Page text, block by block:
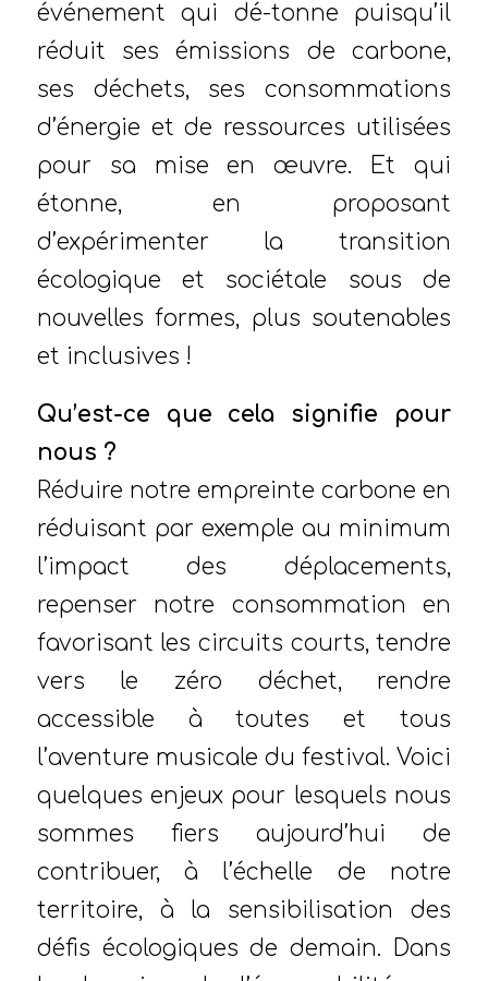
événement qui dé-tonne puisqu’il
réduit ses émissions de carbone,
ses déchets, ses consommations
d’énergie et de ressources utilisées
pour sa mise en œuvre. Et qui
étonne, en proposant
d’expérimenter la transition
écologique et sociétale sous de
nouvelles formes, plus soutenables
et inclusives !
Qu’est-ce que cela signifie pour
nous ?
Réduire notre empreinte carbone en
réduisant par exemple au minimum
l’impact des déplacements,
repenser notre consommation en
favorisant les circuits courts, tendre
vers le zéro déchet, rendre
accessible à toutes et tous
l’aventure musicale du festival. Voici
quelques enjeux pour lesquels nous
sommes fiers aujourd’hui de
contribuer, à l’échelle de notre
territoire, à la sensibilisation des
défis écologiques de demain. Dans